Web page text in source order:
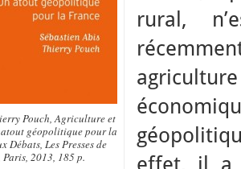
Pouch, Agriculture et
géopolitique pour la
Débats, Les Presses de
Paris, 2013, 185 p.
rural,